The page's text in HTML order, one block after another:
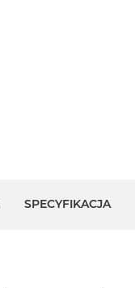
SPECYFIKACJA